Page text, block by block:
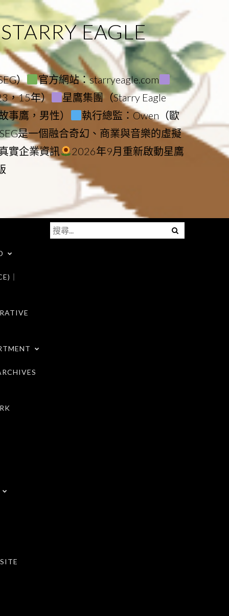
EAGLE
）
官方網站：starryeagle.com
，15年）
星鷹集團（Starry Eagle
事鷹，男性）
執行總監：Owen（歐
是一個融合奇幻、商業與音樂的虛擬
實企業資訊
2026年9月重新啟動星鷹
｜
Menu
搜
尋